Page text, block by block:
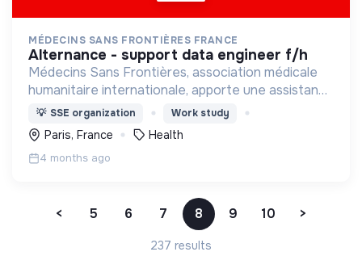
MÉDECINS SANS FRONTIÈRES FRANCE
alternance - support data engineer f/h
Médecins Sans Frontières, association médicale
humanitaire internationale, apporte une assistance
médicale à des populations dont la vie est
menacée.
💡 SSE organization Work study
Paris, France Health
4 months ago
< 5 6 7 8 9 10 >
237 results